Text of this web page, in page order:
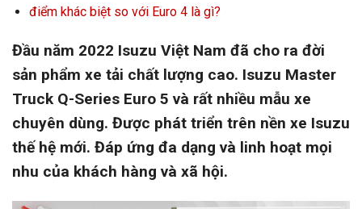
điểm khác biệt so với Euro 4 là gì?
Đầu năm 2022 Isuzu Việt Nam đã cho ra đời
sản phẩm xe tải chất lượng cao. Isuzu Master
Truck Q-Series Euro 5 và rất nhiều mẫu xe
chuyên dùng. Được phát triển trên nền xe Isuzu
thế hệ mới. Đáp ứng đa dạng và linh hoạt mọi
nhu của khách hàng và xã hội.